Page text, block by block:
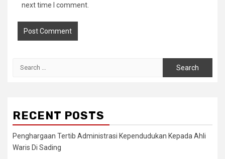
next time I comment.
RECENT POSTS
Penghargaan Tertib Administrasi Kependudukan Kepada Ahli
Waris Di Sading